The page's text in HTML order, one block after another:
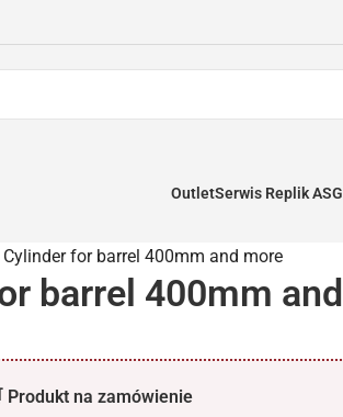
OutletSerwis Replik ASG
Cylinder for barrel 400mm and more
barrel 400mm and
Produkt na zamówienie